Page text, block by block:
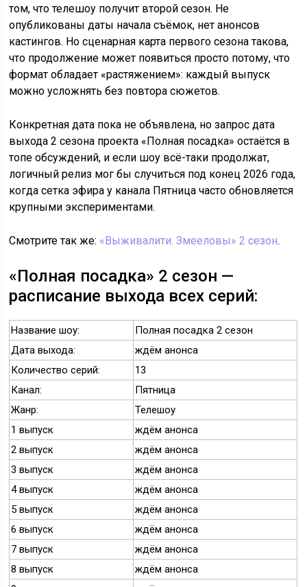
том, что телешоу получит второй сезон. Не
опубликованы даты начала съёмок, нет анонсов
кастингов. Но сценарная карта первого сезона такова,
что продолжение может появиться просто потому, что
формат обладает «растяжением»: каждый выпуск
можно усложнять без повтора сюжетов.
Конкретная дата пока не объявлена, но запрос дата
выхода 2 сезона проекта «Полная посадка» остаётся в
топе обсуждений, и если шоу всё-таки продолжат,
логичный релиз мог бы случиться под конец 2026 года,
когда сетка эфира у канала Пятница часто обновляется
крупными экспериментами.
Смотрите так же: «Выживалити. Змееловы» 2 сезон.
«Полная посадка» 2 сезон —
расписание выхода всех серий:
Название шоу:
Полная посадка 2 сезон
Дата выхода:
ждём анонса
Количество серий:
13
Канал:
Пятница
Жанр:
Телешоу
1 выпуск
ждём анонса
2 выпуск
ждём анонса
3 выпуск
ждём анонса
4 выпуск
ждём анонса
5 выпуск
ждём анонса
6 выпуск
ждём анонса
7 выпуск
ждём анонса
8 выпуск
ждём анонса